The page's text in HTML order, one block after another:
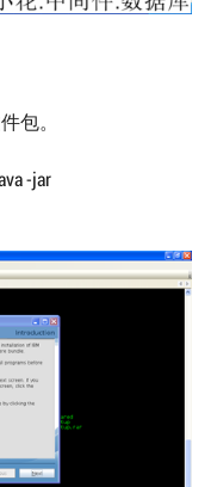
包。
-jar